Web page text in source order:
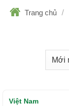
Trang chủ /
Việt Nam